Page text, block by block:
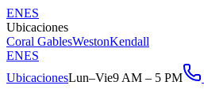
ENES
Ubicaciones
Coral GablesWestonKendall
ENES
UbicacionesLun–Vie9 AM – 5 PM